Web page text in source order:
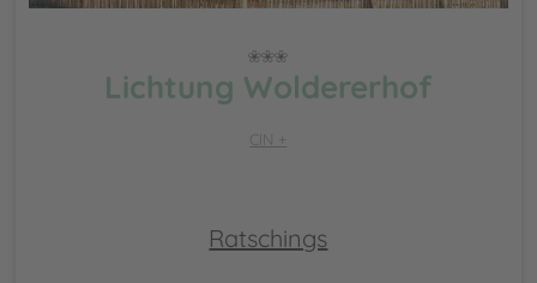
Lichtung Woldererhof
CIN +
Ratschings